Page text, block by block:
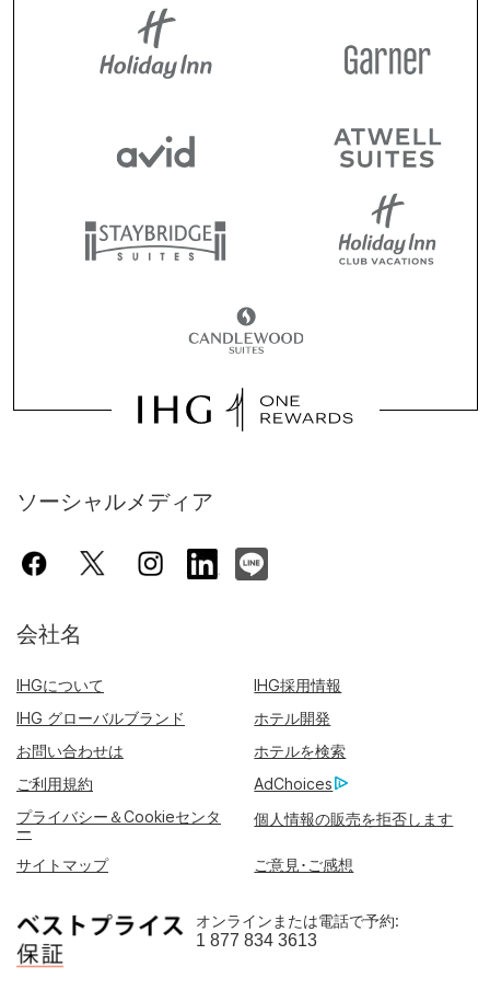
ソーシャルメディア
会社名
IHGについて
IHG採用情報
IHG グローバルブランド
ホテル開発
お問い合わせは
ホテルを検索
ご利用規約
AdChoices
プライバシー＆Cookieセンタ
ー
個人情報の販売を拒否します
サイトマップ ご意見･ご感想
オンラインまたは電話で予約:
1 877 834 3613